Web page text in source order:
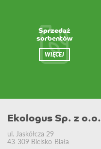
Sprzedaż
sorbentów
WIĘCEJ
Ekologus Sp. z o.o.
ul. Jaskółcza 29
43-309 Bielsko-Biała